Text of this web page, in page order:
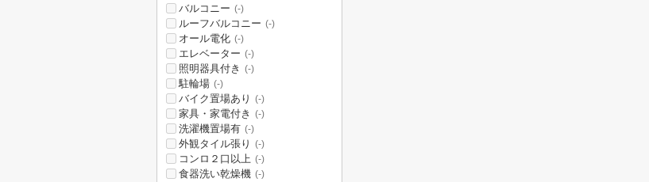
バルコニー (-)
ルーフバルコニー (-)
オール電化 (-)
エレベーター (-)
照明器具付き (-)
駐輪場 (-)
バイク置場あり (-)
家具・家電付き (-)
洗濯機置場有 (-)
外観タイル張り (-)
コンロ２口以上 (-)
食器洗い乾燥機 (-)